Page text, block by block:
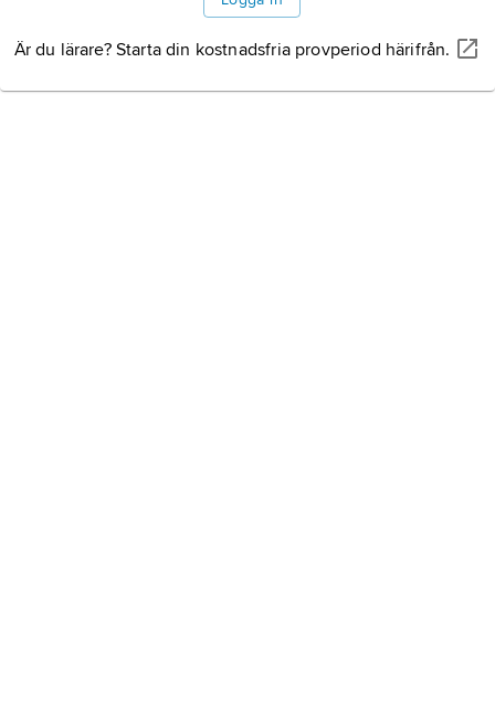
Är du lärare? Starta din kostnadsfria provperiod härifrån.